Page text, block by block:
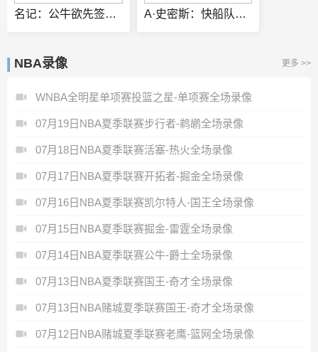
名记：公牛欲先签后换得到马瑟林 若出奥科罗加次轮签或促成交易 A·史密斯：快船队麻烦大了 鲍尔默和伦纳德都应该被禁赛一年！
NBA录像 更多 >>
WNBA全明星单项赛投篮之星-单项赛全场录像
07月19日NBA夏季联赛步行者-鹈鹕全场录像
07月18日NBA夏季联赛活塞-热火全场录像
07月17日NBA夏季联赛开拓者-掘金全场录像
07月16日NBA夏季联赛凯尔特人-国王全场录像
07月15日NBA夏季联赛掘金-雷霆全场录像
07月14日NBA夏季联赛公牛-爵士全场录像
07月13日NBA夏季联赛国王-奇才全场录像
07月13日NBA赌城夏季联赛国王-奇才全场录像
07月12日NBA赌城夏季联赛老鹰-篮网全场录像